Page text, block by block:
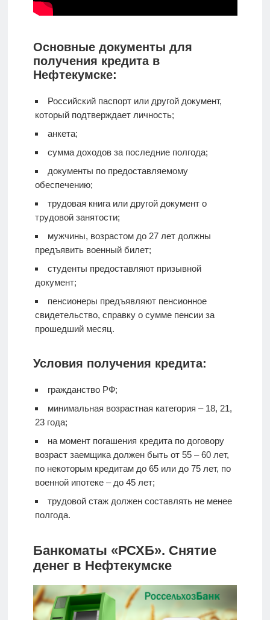
Основные документы для
получения кредита в
Нефтекумске:
Российский паспорт или другой документ,
который подтверждает личность;
анкета;
сумма доходов за последние полгода;
документы по предоставляемому
обеспечению;
трудовая книга или другой документ о
трудовой занятости;
мужчины, возрастом до 27 лет должны
предъявить военный билет;
студенты предоставляют призывной
документ;
пенсионеры предъявляют пенсионное
свидетельство, справку о сумме пенсии за
прошедший месяц.
Условия получения кредита:
гражданство РФ;
минимальная возрастная категория – 18, 21,
23 года;
на момент погашения кредита по договору
возраст заемщика должен быть от 55 – 60 лет,
по некоторым кредитам до 65 или до 75 лет, по
военной ипотеке – до 45 лет;
трудовой стаж должен составлять не менее
полгода.
Банкоматы «РСХБ». Снятие
денег в Нефтекумске